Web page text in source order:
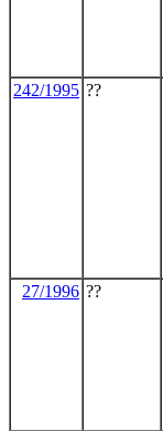
242/1995 ??
27/1996 ??